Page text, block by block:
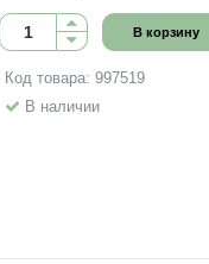
В корзину
Код товара: 997519
В наличии